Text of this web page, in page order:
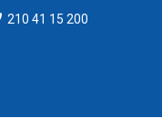
210 41 15 200